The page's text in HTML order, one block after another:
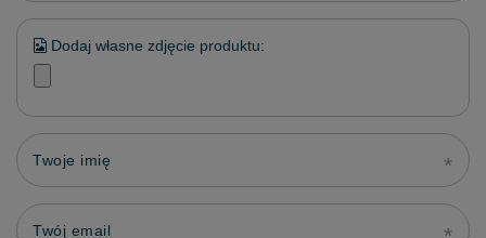
Dodaj własne zdjęcie produktu:
Twoje imię
Twój email